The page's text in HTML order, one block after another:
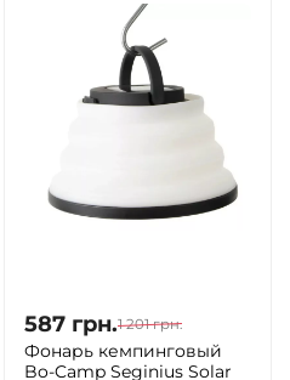
587 грн.1 201 грн.
Фонарь кемпинговый
Bo-Camp Seginius Solar